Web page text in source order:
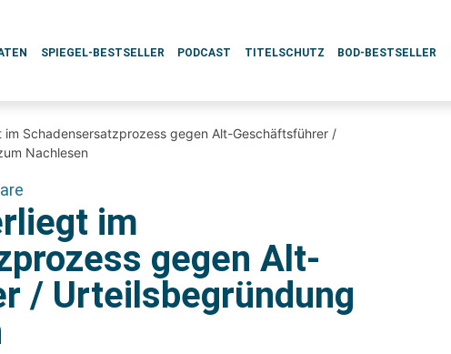
SPIEGEL-BESTSELLER PODCAST TITELSCHUTZ BOD-BESTSELLER
im Schadensersatzprozess gegen Alt-Geschäftsführer /
Nachlesen
im
gegen Alt-
/ Urteilsbegründung